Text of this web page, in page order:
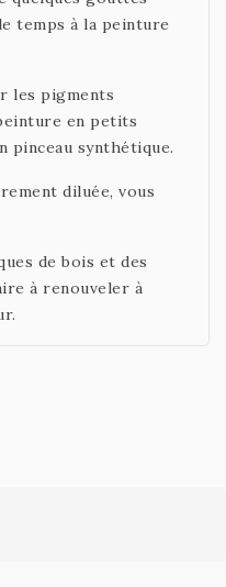
temps à la peinture
les pigments
en petits
pinceau synthétique.
diluée, vous
de bois et des
à renouveler à